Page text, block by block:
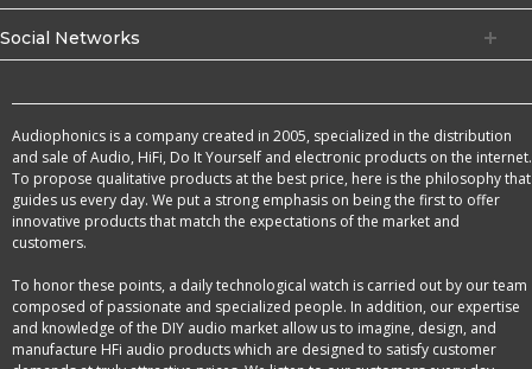
Social Networks
Audiophonics is a company created in 2005, specialized in the distribution
and sale of Audio, HiFi, Do It Yourself and electronic products on the internet.
To propose qualitative products at the best price, here is the philosophy that
guides us every day. We put a strong emphasis on being the first to offer
innovative products that match the expectations of the market and
customers.
To honor these points, a daily technological watch is carried out by our team
composed of passionate and specialized people. In addition, our expertise
and knowledge of the DIY audio market allow us to imagine, design, and
manufacture HFi audio products which are designed to satisfy customer